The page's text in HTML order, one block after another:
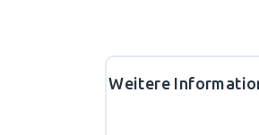
Weitere